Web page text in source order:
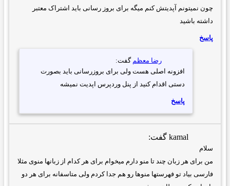
چون نمیتونم آپدیتش کنم میگه برای بروز رسانی باید اشتراک معتبر
داشته باشید
پاسخ
رضا معظم گفت:
افزونه اصلی هست ولی برای بروزرسانی باید بصورت
دستی اقدام کنید از پنل وردپرس اپدیت نمیشه
پاسخ
kamal گفت:
سلام
من برای هر زبان چند تا منو دارم میخوام برای هر کدام از زبانها منوی مثلا
فارسی بیاد تو فهرستها منوها رو هم جدا کردم ولی متاسفانه برای هر دو